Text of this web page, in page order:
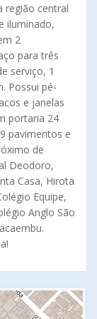
região central
iluminado,
2
para três
serviço, 1
Possui pé-
e janelas
portaria 24
pavimentos e
de
Deodoro,
Casa, Hirota
Equipe,
Anglo São